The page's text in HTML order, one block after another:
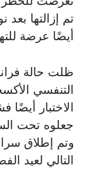
تم إزالتها
أيضًا عرضة
ظلت حالة
التنفسي
الاختبار
جعلوه تحت
التالي لعيد